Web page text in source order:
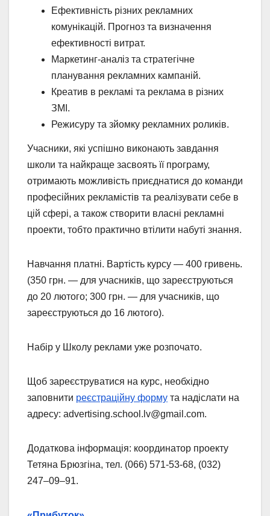
Ефективність різних рекламних
комунікацій. Прогноз та визначення
ефективності витрат.
Маркетинг-аналіз та стратегічне
планування рекламних кампаній.
Креатив в рекламі та реклама в різних
ЗМІ.
Режисуру та зйомку рекламних роликів.
Учасники, які успішно виконають завдання
школи та найкраще засвоять її програму,
отримають можливість приєднатися до команди
професійних рекламістів та реалізувати себе в
цій сфері, а також створити власні рекламні
проекти, тобто практично втілити набуті знання.
Навчання платні. Вартість курсу — 400 гривень.
(350 грн. — для учасників, що зареєструються
до 20 лютого; 300 грн. — для учасників, що
зареєструються до 16 лютого).
Набір у Школу реклами уже розпочато.
Щоб зареєструватися на курс, необхідно
заповнити реєстраційну форму та надіслати на
адресу: advertising.school.lv@gmail.com.
Додаткова інформація: координатор проекту
Тетяна Брюзгіна, тел. (066) 571-53-68, (032)
247–09–91.